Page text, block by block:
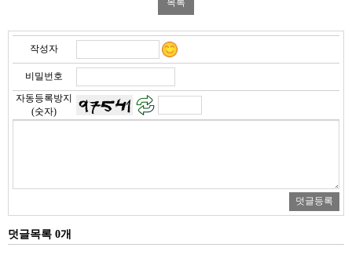
작성자
비밀번호
자동등록방지
(숫자)
덧글목록 0개